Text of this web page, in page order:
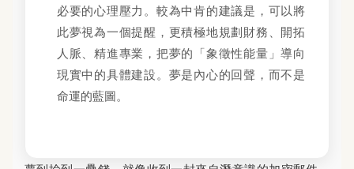
必要的心理壓力。較為中肯的建議是，可以將
此夢視為一個提醒，更積極地規劃財務、開拓
人脈、精進專業，把夢的「象徵性能量」導向
現實中的具體建設。夢是內心的回聲，而不是
命運的藍圖。